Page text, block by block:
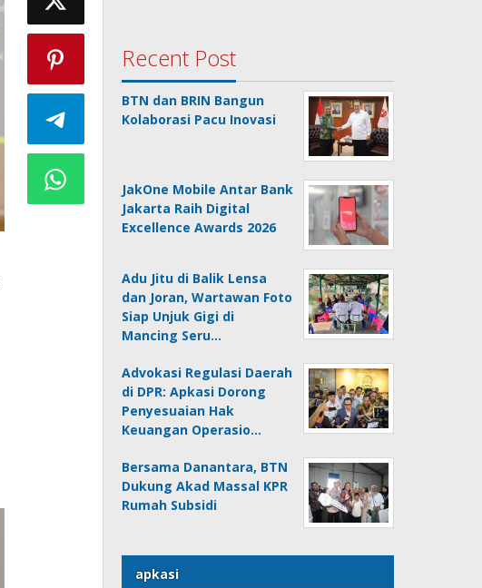
Recent Post
BTN dan BRIN Bangun
Kolaborasi Pacu Inovasi
JakOne Mobile Antar Bank
Jakarta Raih Digital
Excellence Awards 2026
Adu Jitu di Balik Lensa
dan Joran, Wartawan Foto
Siap Unjuk Gigi di
Mancing Seru…
Advokasi Regulasi Daerah
di DPR: Apkasi Dorong
Penyesuaian Hak
Keuangan Operasio…
Bersama Danantara, BTN
Dukung Akad Massal KPR
Rumah Subsidi
apkasi